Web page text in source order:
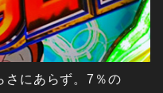
さにあらず。7％の